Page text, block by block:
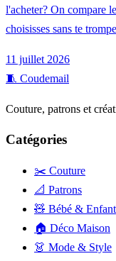
l'acheter? On compare
choisisses sans te
11 juillet 2026
🧵 Coudemail
Couture, patrons et
Catégories
✂️ Couture
📐 Patrons
🧸 Bébé & Enfant
🏠 Déco Maison
👗 Mode & Style